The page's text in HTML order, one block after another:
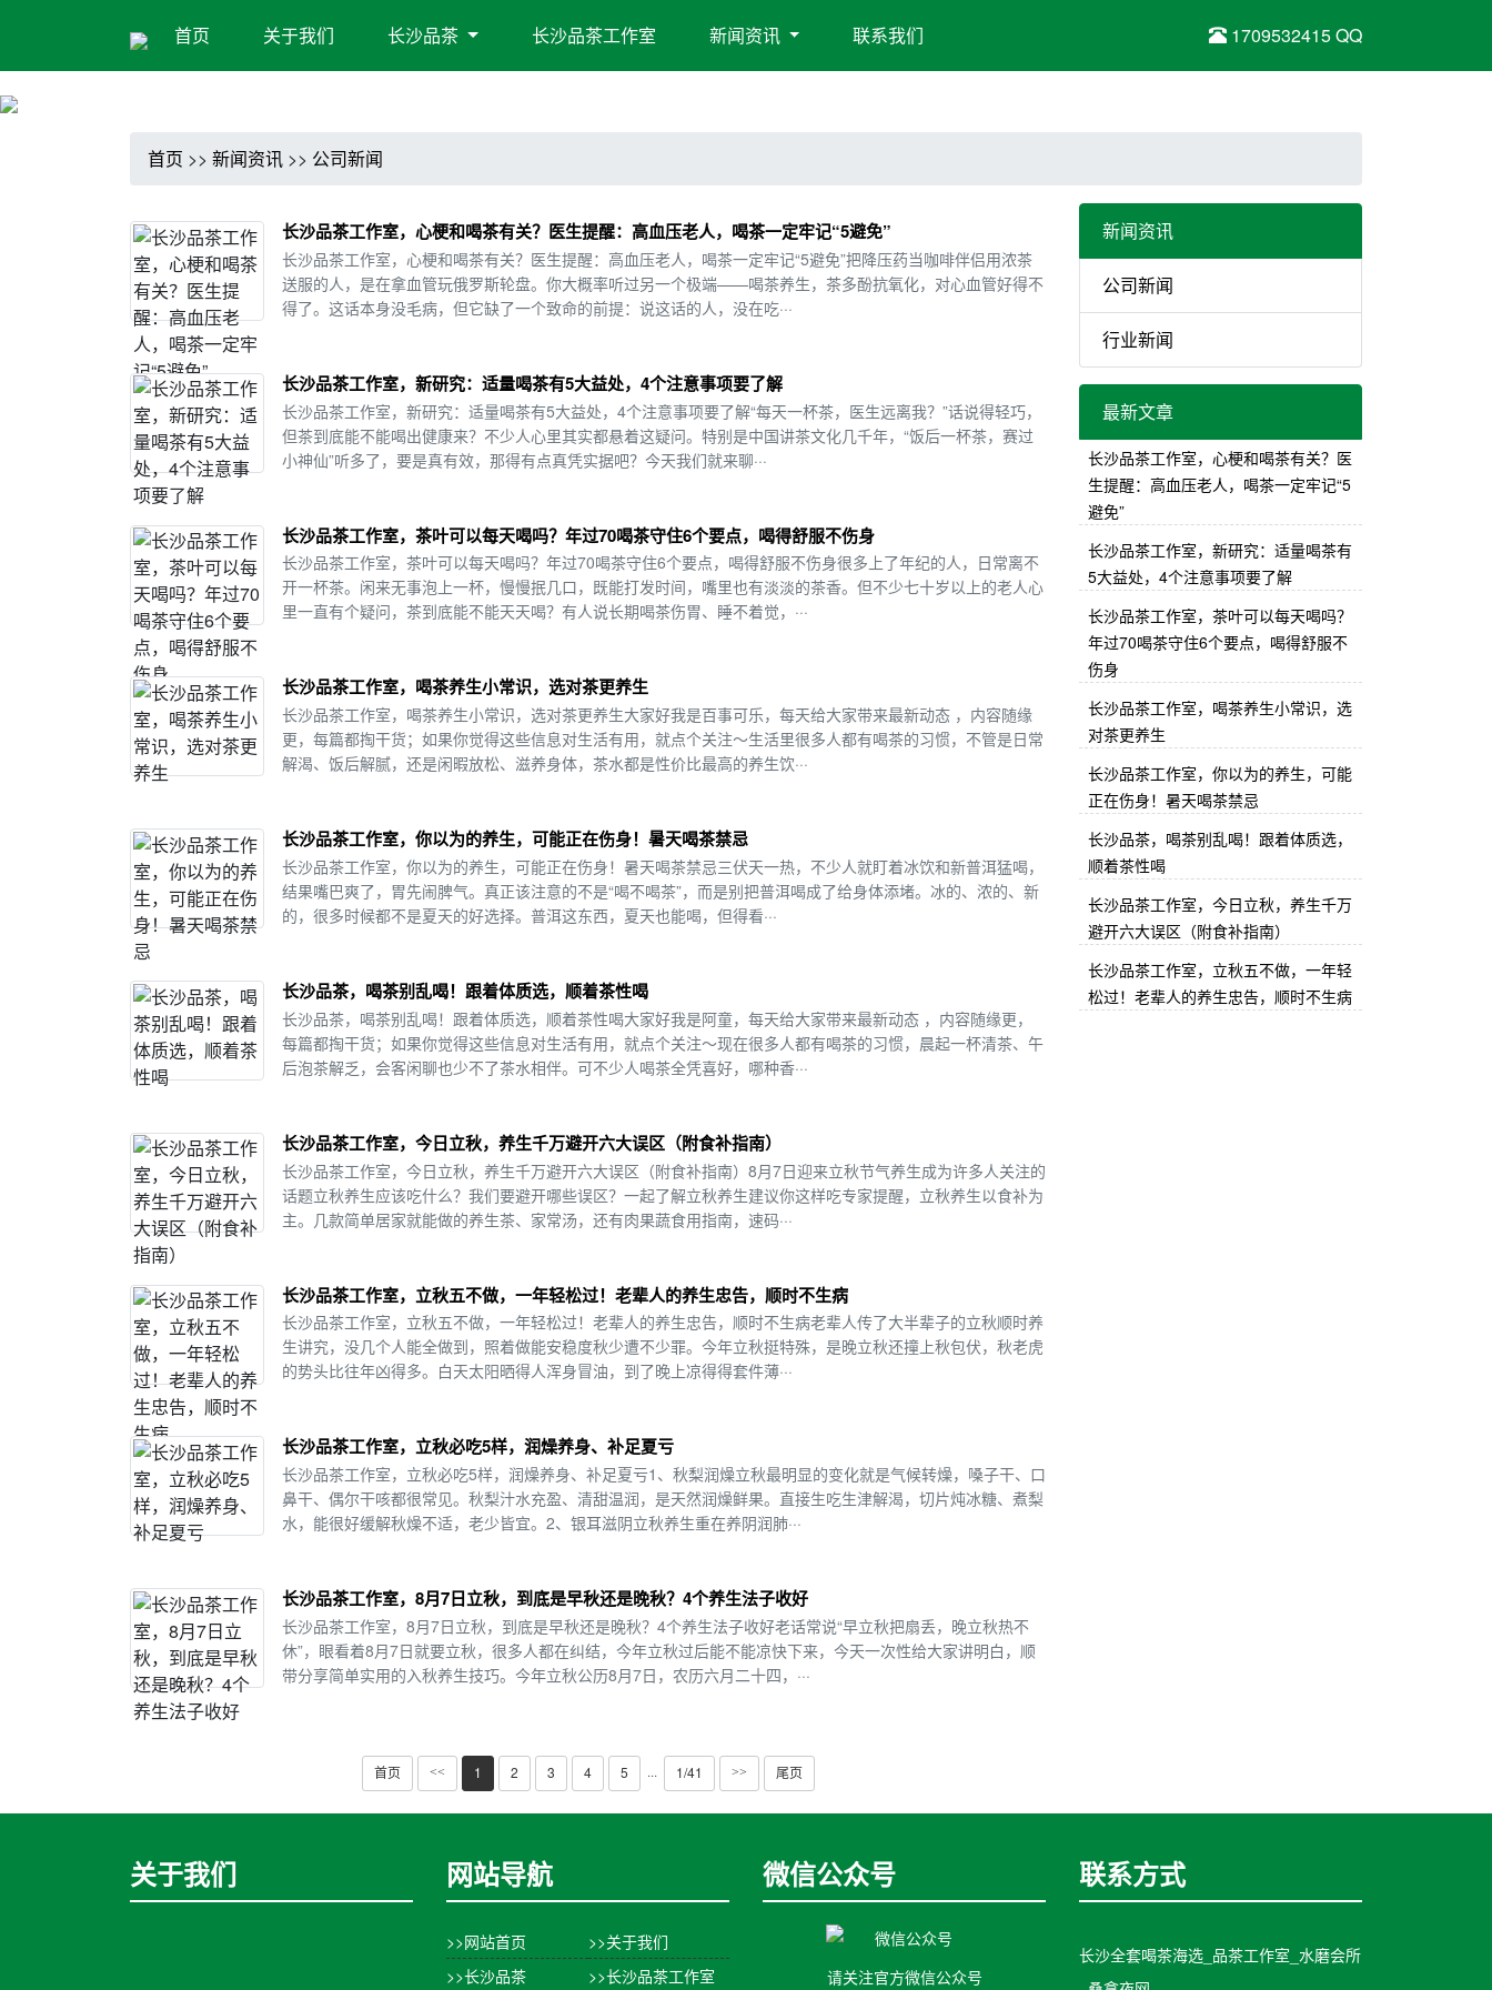
首页 关于我们 长沙品茶 长沙品茶工作室 新闻资讯 联系我们 1709532415 QQ
首页 >> 新闻资讯 >> 公司新闻
长沙品茶工作室，心梗和喝茶有关？医生提醒：高血压老人，喝茶一定牢记“5避免”
长沙品茶工作室，心梗和喝茶有关？医生提醒：高血压老人，喝茶一定牢记“5避免”把降压药当咖啡伴侣用浓茶
送服的人，是在拿血管玩俄罗斯轮盘。你大概率听过另一个极端——喝茶养生，茶多酚抗氧化，对心血管好得不
得了。这话本身没毛病，但它缺了一个致命的前提：说这话的人，没在吃···
长沙品茶工作室，新研究：适量喝茶有5大益处，4个注意事项要了解
长沙品茶工作室，新研究：适量喝茶有5大益处，4个注意事项要了解“每天一杯茶，医生远离我？”话说得轻巧，
但茶到底能不能喝出健康来？不少人心里其实都悬着这疑问。特别是中国讲茶文化几千年，“饭后一杯茶，赛过
小神仙”听多了，要是真有效，那得有点真凭实据吧？今天我们就来聊···
长沙品茶工作室，茶叶可以每天喝吗？年过70喝茶守住6个要点，喝得舒服不伤身
长沙品茶工作室，茶叶可以每天喝吗？年过70喝茶守住6个要点，喝得舒服不伤身很多上了年纪的人，日常离不
开一杯茶。闲来无事泡上一杯，慢慢抿几口，既能打发时间，嘴里也有淡淡的茶香。但不少七十岁以上的老人心
里一直有个疑问，茶到底能不能天天喝？有人说长期喝茶伤胃、睡不着觉，···
长沙品茶工作室，喝茶养生小常识，选对茶更养生
长沙品茶工作室，喝茶养生小常识，选对茶更养生大家好我是百事可乐，每天给大家带来最新动态 ，内容随缘
更，每篇都掏干货；如果你觉得这些信息对生活有用，就点个关注～生活里很多人都有喝茶的习惯，不管是日常
解渴、饭后解腻，还是闲暇放松、滋养身体，茶水都是性价比最高的养生饮···
长沙品茶工作室，你以为的养生，可能正在伤身！暑天喝茶禁忌
长沙品茶工作室，你以为的养生，可能正在伤身！暑天喝茶禁忌三伏天一热，不少人就盯着冰饮和新普洱猛喝，
结果嘴巴爽了，胃先闹脾气。真正该注意的不是“喝不喝茶”，而是别把普洱喝成了给身体添堵。冰的、浓的、新
的，很多时候都不是夏天的好选择。普洱这东西，夏天也能喝，但得看···
长沙品茶，喝茶别乱喝！跟着体质选，顺着茶性喝
长沙品茶，喝茶别乱喝！跟着体质选，顺着茶性喝大家好我是阿童，每天给大家带来最新动态 ，内容随缘更，
每篇都掏干货；如果你觉得这些信息对生活有用，就点个关注～现在很多人都有喝茶的习惯，晨起一杯清茶、午
后泡茶解乏，会客闲聊也少不了茶水相伴。可不少人喝茶全凭喜好，哪种香···
长沙品茶工作室，今日立秋，养生千万避开六大误区（附食补指南）
长沙品茶工作室，今日立秋，养生千万避开六大误区（附食补指南）8月7日迎来立秋节气养生成为许多人关注的
话题立秋养生应该吃什么？我们要避开哪些误区？一起了解立秋养生建议你这样吃专家提醒，立秋养生以食补为
主。几款简单居家就能做的养生茶、家常汤，还有肉果蔬食用指南，速码···
长沙品茶工作室，立秋五不做，一年轻松过！老辈人的养生忠告，顺时不生病
长沙品茶工作室，立秋五不做，一年轻松过！老辈人的养生忠告，顺时不生病老辈人传了大半辈子的立秋顺时养
生讲究，没几个人能全做到，照着做能安稳度秋少遭不少罪。今年立秋挺特殊，是晚立秋还撞上秋包伏，秋老虎
的势头比往年凶得多。白天太阳晒得人浑身冒油，到了晚上凉得得套件薄···
长沙品茶工作室，立秋必吃5样，润燥养身、补足夏亏
长沙品茶工作室，立秋必吃5样，润燥养身、补足夏亏1、秋梨润燥立秋最明显的变化就是气候转燥，嗓子干、口
鼻干、偶尔干咳都很常见。秋梨汁水充盈、清甜温润，是天然润燥鲜果。直接生吃生津解渴，切片炖冰糖、煮梨
水，能很好缓解秋燥不适，老少皆宜。2、银耳滋阴立秋养生重在养阴润肺···
长沙品茶工作室，8月7日立秋，到底是早秋还是晚秋？4个养生法子收好
长沙品茶工作室，8月7日立秋，到底是早秋还是晚秋？4个养生法子收好老话常说“早立秋把扇丢，晚立秋热不
休”，眼看着8月7日就要立秋，很多人都在纠结，今年立秋过后能不能凉快下来，今天一次性给大家讲明白，顺
带分享简单实用的入秋养生技巧。今年立秋公历8月7日，农历六月二十四，···
首页 << 1 2 3 4 5 ··· 1/41 >> 尾页
新闻资讯
公司新闻
行业新闻
最新文章
长沙品茶工作室，心梗和喝茶有关？医
生提醒：高血压老人，喝茶一定牢记“5
避免”
长沙品茶工作室，新研究：适量喝茶有
5大益处，4个注意事项要了解
长沙品茶工作室，茶叶可以每天喝吗？
年过70喝茶守住6个要点，喝得舒服不
伤身
长沙品茶工作室，喝茶养生小常识，选
对茶更养生
长沙品茶工作室，你以为的养生，可能
正在伤身！暑天喝茶禁忌
长沙品茶，喝茶别乱喝！跟着体质选，
顺着茶性喝
长沙品茶工作室，今日立秋，养生千万
避开六大误区（附食补指南）
长沙品茶工作室，立秋五不做，一年轻
松过！老辈人的养生忠告，顺时不生病
关于我们 网站导航
>>网站首页
>>关于我们
>>长沙品茶
>>长沙品茶工作室
微信公众号
请关注官方微信公众号
联系方式
长沙全套喝茶海选_品茶工作室_水磨会所